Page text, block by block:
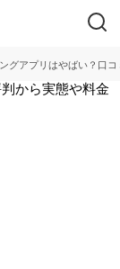
グアプリはやばい？口